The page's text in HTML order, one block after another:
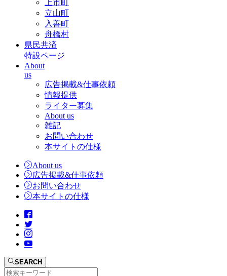
上市町
立山町
入善町
舟橋村
県民共済
特設ページ
About
us
広告掲載&仕事依頼
情報提供
ライター募集
About us
雑記
お問い合わせ
本サイトの仕様
About us
広告掲載&仕事依頼
お問い合わせ
本サイトの仕様
SEARCH